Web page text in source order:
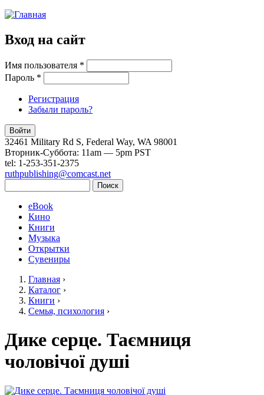
Опустить
Вход на сайт
Имя пользователя *
Пароль *
Регистрация
Забыли пароль?
32461 Military Rd S, Federal Way, WA 98001
Вторник-Суббота: 11am — 5pm PST
tel: 1-253-351-2375
ruthpublishing@comcast.net
eBook
Кино
Книги
Музыка
Открытки
Сувениры
Вы здесь
Главная ›
Каталог ›
Книги ›
Семья, психология ›
Дике серце. Таємниця
чоловічої душі